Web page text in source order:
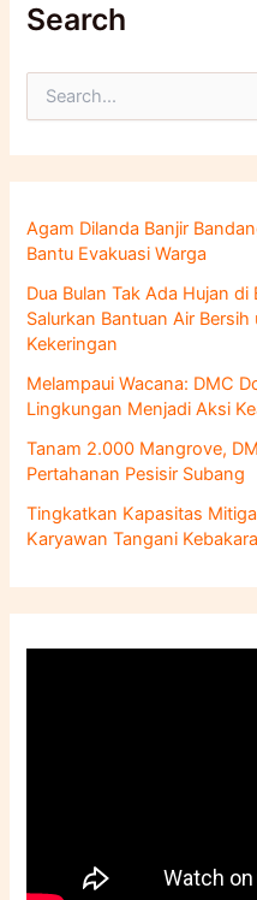
Search
a
t
u
k
:
Agam Dilanda Banjir
Bantu Evakuasi Warga
Dua Bulan Tak Ada Hujan
Salurkan Bantuan Air
Kekeringan
Melampaui Wacana: DMC
Lingkungan Menjadi Aksi
Tanam 2.000 Mangrove,
Pertahanan Pesisir Subang
Tingkatkan Kapasitas
Karyawan Tangani